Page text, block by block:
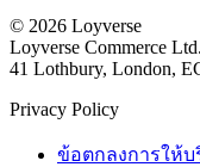
© 2026 Loyverse
Loyverse Commerce Ltd.
41 Lothbury, London,
Privacy Policy
ข้อตกลงการให้บ